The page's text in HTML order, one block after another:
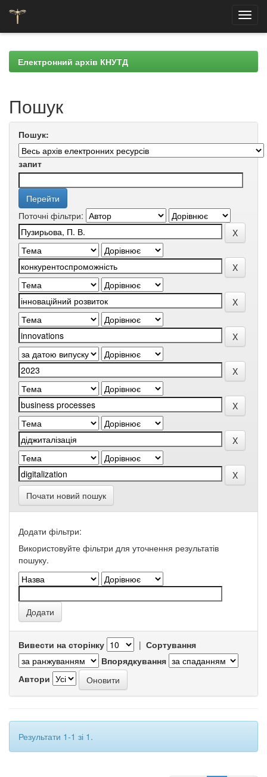
navigationЕлектронний архів КНУТД
Пошук
Пошук:
запит
Поточні фільтри:
Почати новий пошук
Додати фільтри:
Використовуйте фільтри для уточнення результатів
пошуку.
Вивести на сторінку | Сортування
Впорядкування
Автори
Результати 1-1 зі 1.